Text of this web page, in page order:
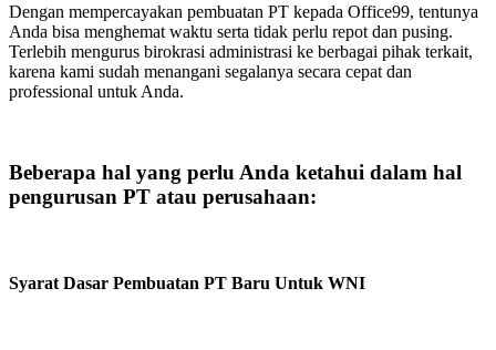
Dengan mempercayakan pembuatan PT kepada Office99, tentunya
Anda bisa menghemat waktu serta tidak perlu repot dan pusing.
Terlebih mengurus birokrasi administrasi ke berbagai pihak terkait,
karena kami sudah menangani segalanya secara cepat dan
professional untuk Anda.
Beberapa hal yang perlu Anda ketahui dalam hal
pengurusan PT atau perusahaan:
Syarat Dasar Pembuatan PT Baru Untuk WNI